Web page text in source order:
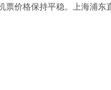
价格保持平稳。上海浦东